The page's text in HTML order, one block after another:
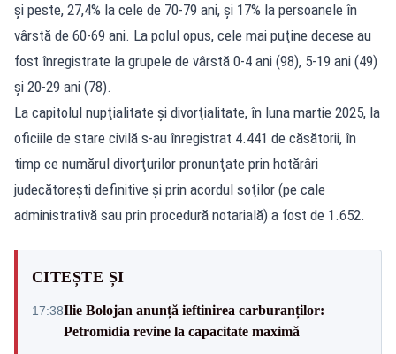
şi peste, 27,4% la cele de 70-79 ani, şi 17% la persoanele în
vârstă de 60-69 ani. La polul opus, cele mai puţine decese au
fost înregistrate la grupele de vârstă 0-4 ani (98), 5-19 ani (49)
şi 20-29 ani (78).
La capitolul nupţialitate şi divorţialitate, în luna martie 2025, la
oficiile de stare civilă s-au înregistrat 4.441 de căsătorii, în
timp ce numărul divorţurilor pronunţate prin hotărâri
judecătoreşti definitive şi prin acordul soţilor (pe cale
administrativă sau prin procedură notarială) a fost de 1.652.
CITEȘTE ȘI
17:38Ilie Bolojan anunță ieftinirea carburanților:
Petromidia revine la capacitate maximă